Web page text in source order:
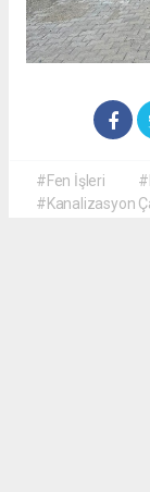
#Fen İşleri
#Kanalizasyon